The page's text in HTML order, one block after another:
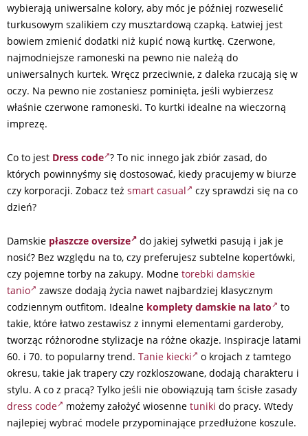
wybierają uniwersalne kolory, aby móc je później rozweselić
turkusowym szalikiem czy musztardową czapką. Łatwiej jest
bowiem zmienić dodatki niż kupić nową kurtkę. Czerwone,
najmodniejsze ramoneski na pewno nie należą do
uniwersalnych kurtek. Wręcz przeciwnie, z daleka rzucają się w
oczy. Na pewno nie zostaniesz pominięta, jeśli wybierzesz
właśnie czerwone ramoneski. To kurtki idealne na wieczorną
imprezę.
Co to jest Dress code ? To nic innego jak zbiór zasad, do
których powinnyśmy się dostosować, kiedy pracujemy w biurze
czy korporacji. Zobacz też smart casual
czy sprawdzi się na co
dzień?
Damskie płaszcze oversize
do jakiej sylwetki pasują i jak je
nosić? Bez względu na to, czy preferujesz subtelne kopertówki,
czy pojemne torby na zakupy. Modne torebki damskie
tanio
zawsze dodają życia nawet najbardziej klasycznym
codziennym outfitom. Idealne komplety damskie na lato
to
takie, które łatwo zestawisz z innymi elementami garderoby,
tworząc różnorodne stylizacje na różne okazje. Inspiracje latami
60. i 70. to popularny trend. Tanie kiecki
o krojach z tamtego
okresu, takie jak trapery czy rozkloszowane, dodają charakteru i
stylu. A co z pracą? Tylko jeśli nie obowiązują tam ścisłe zasady
dress code
możemy założyć wiosenne tuniki do pracy. Wtedy
najlepiej wybrać modele przypominające przedłużone koszule.